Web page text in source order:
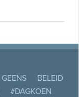
BELEID
#DAGKOEN